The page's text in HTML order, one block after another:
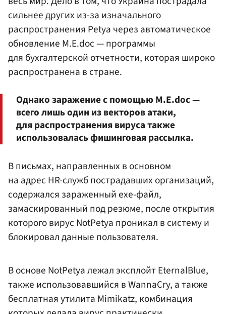
сильнее других из-за изначального
распространения Petya через автоматическое
обновление M.E.doc — программы
для бухгалтерской отчетности, которая широко
распространена в стране.
Однако заражение с помощью M.E.doc —
всего лишь один из векторов атаки,
для распространения вируса также
использовалась фишинговая рассылка.
В письмах, направленных в основном
на адрес HR-служб пострадавших организаций,
содержался зараженный exe-файл,
замаскированный под резюме, после открытия
которого вирус NotPetya проникал в систему и
блокировал данные пользователя.
В основе NotPetya лежал эксплойт EternalBlue,
также использовавшийся в WannaCry, а также
бесплатная утилита Mimikatz, комбинация